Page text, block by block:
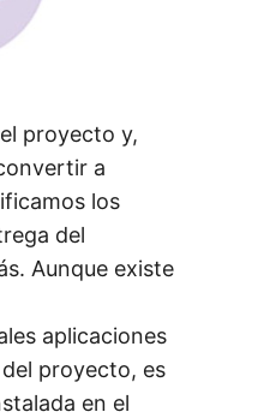
proyecto y,
a
los
del
Aunque existe
aplicaciones
proyecto, es
en el